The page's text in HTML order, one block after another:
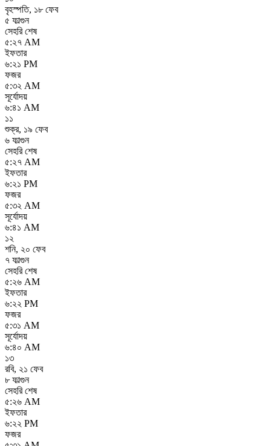
বৃহস্পতি, ১৮ ফেব
৫ ফাল্গুন
সেহরি শেষ
৫:২৭ AM
ইফতার
৬:২১ PM
ফজর
৫:৩২ AM
সূর্যোদয়
৬:৪১ AM
১১
শুক্র, ১৯ ফেব
৬ ফাল্গুন
সেহরি শেষ
৫:২৭ AM
ইফতার
৬:২১ PM
ফজর
৫:৩২ AM
সূর্যোদয়
৬:৪১ AM
১২
শনি, ২০ ফেব
৭ ফাল্গুন
সেহরি শেষ
৫:২৬ AM
ইফতার
৬:২২ PM
ফজর
৫:৩১ AM
সূর্যোদয়
৬:৪০ AM
১৩
রবি, ২১ ফেব
৮ ফাল্গুন
সেহরি শেষ
৫:২৬ AM
ইফতার
৬:২২ PM
ফজর